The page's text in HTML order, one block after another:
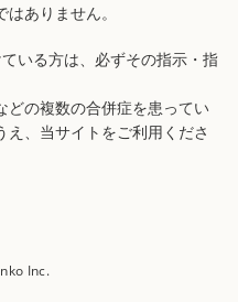
ありません。
いる方は、必ずその指示・指
どの複数の合併症を患ってい
、当サイトをご利用くださ
Inc.